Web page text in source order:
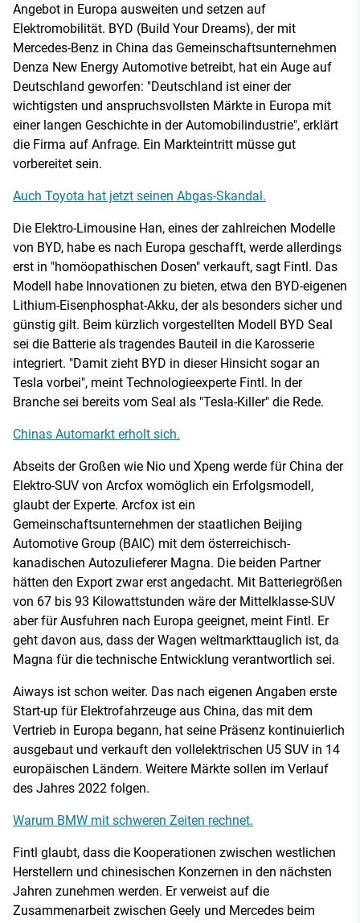
Angebot in Europa ausweiten und setzen auf
Elektromobilität. BYD (Build Your Dreams), der mit
Mercedes-Benz in China das Gemeinschaftsunternehmen
Denza New Energy Automotive betreibt, hat ein Auge auf
Deutschland geworfen: "Deutschland ist einer der
wichtigsten und anspruchsvollsten Märkte in Europa mit
einer langen Geschichte in der Automobilindustrie", erklärt
die Firma auf Anfrage. Ein Markteintritt müsse gut
vorbereitet sein.
Auch Toyota hat jetzt seinen Abgas-Skandal.
Die Elektro-Limousine Han, eines der zahlreichen Modelle
von BYD, habe es nach Europa geschafft, werde allerdings
erst in "homöopathischen Dosen" verkauft, sagt Fintl. Das
Modell habe Innovationen zu bieten, etwa den BYD-eigenen
Lithium-Eisenphosphat-Akku, der als besonders sicher und
günstig gilt. Beim kürzlich vorgestellten Modell BYD Seal
sei die Batterie als tragendes Bauteil in die Karosserie
integriert. "Damit zieht BYD in dieser Hinsicht sogar an
Tesla vorbei", meint Technologieexperte Fintl. In der
Branche sei bereits vom Seal als "Tesla-Killer" die Rede.
Chinas Automarkt erholt sich.
Abseits der Großen wie Nio und Xpeng werde für China der
Elektro-SUV von Arcfox womöglich ein Erfolgsmodell,
glaubt der Experte. Arcfox ist ein
Gemeinschaftsunternehmen der staatlichen Beijing
Automotive Group (BAIC) mit dem österreichisch-
kanadischen Autozulieferer Magna. Die beiden Partner
hätten den Export zwar erst angedacht. Mit Batteriegrößen
von 67 bis 93 Kilowattstunden wäre der Mittelklasse-SUV
aber für Ausfuhren nach Europa geeignet, meint Fintl. Er
geht davon aus, dass der Wagen weltmarkttauglich ist, da
Magna für die technische Entwicklung verantwortlich sei.
Aiways ist schon weiter. Das nach eigenen Angaben erste
Start-up für Elektrofahrzeuge aus China, das mit dem
Vertrieb in Europa begann, hat seine Präsenz kontinuierlich
ausgebaut und verkauft den vollelektrischen U5 SUV in 14
europäischen Ländern. Weitere Märkte sollen im Verlauf
des Jahres 2022 folgen.
Warum BMW mit schweren Zeiten rechnet.
Fintl glaubt, dass die Kooperationen zwischen westlichen
Herstellern und chinesischen Konzernen in den nächsten
Jahren zunehmen werden. Er verweist auf die
Zusammenarbeit zwischen Geely und Mercedes beim